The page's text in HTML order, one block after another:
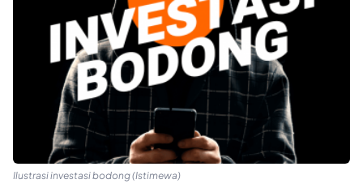
Ilustrasi investasi bodong (Istimewa)